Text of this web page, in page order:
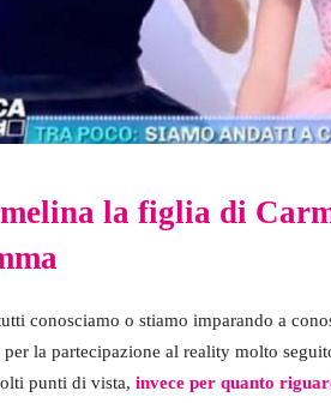
la figlia di
conosciamo o stiamo imparando a
la partecipazione al reality molto
punti di vista, invece per quanto